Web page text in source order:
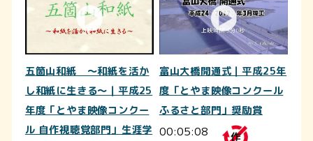
五箇山和紙 ～和紙を活か
し和紙に生きる～｜平成25
年度「とやま映像コンクー
ル 自作視聴覚部門」生涯学
富山大橋開通式｜平成25年
度「とやま映像コンクール
ふるさと部門」奨励賞
00:05:08